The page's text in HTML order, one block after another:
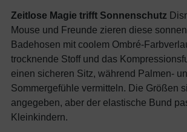
Zeitlose Magie trifft Sonnenschutz
Mouse und Freunde zieren diese
Badehosen mit coolem Ombré-
trocknende Stoff und das
einen sicheren Sitz, während Palmen-
Sommergefühle vermitteln. Die Größen
angegeben, aber der elastische Bund
Kleinkindern.